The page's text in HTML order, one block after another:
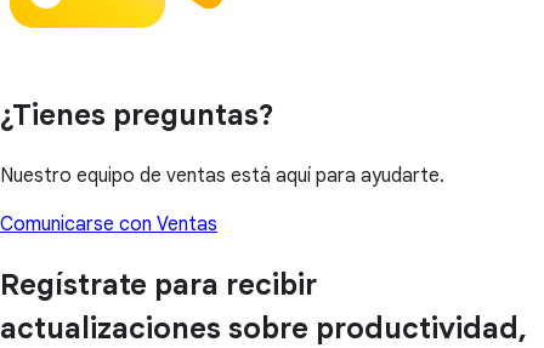
¿Tienes preguntas?
Nuestro equipo de ventas está aquí para ayudarte.
Comunicarse con Ventas
Regístrate para recibir
actualizaciones sobre productividad,